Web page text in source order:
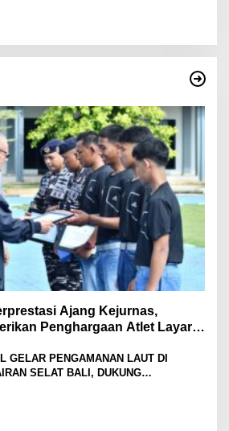
Ajang Kejurnas,
Penghargaan Atlet Layar
GELAR PENGAMANAN LAUT DI
SELAT BALI, DUKUNG